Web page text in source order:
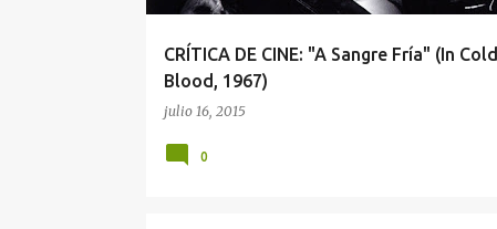
CRÍTICA DE CINE: "A Sangre Fría" (In Cold
Blood, 1967)
julio 16, 2015
0